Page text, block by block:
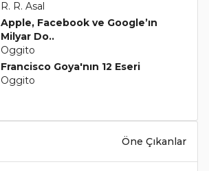
R. R. Asal
Apple, Facebook ve Google’ın
Milyar Do..
Oggito
Francisco Goya'nın 12 Eseri
Oggito
Öne Çıkanlar